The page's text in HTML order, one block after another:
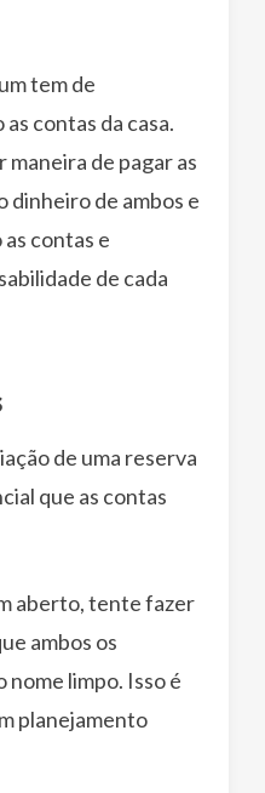
tem de
contas da casa.
maneira de pagar as
dinheiro de ambos e
contas e
de cada
de uma reserva
que as contas
aberto, tente fazer
ambos os
limpo. Isso é
planejamento